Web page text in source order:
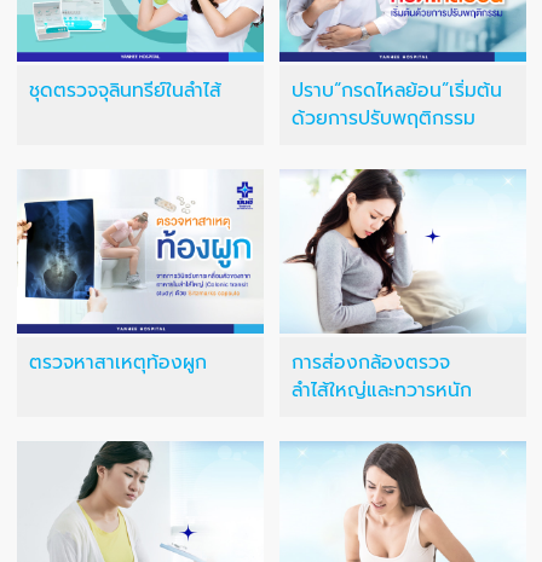
ชุดตรวจจุลินทรีย์ในลำไส้
ปราบ“กรดไหลย้อน”เริ่มต้น
ด้วยการปรับพฤติกรรม
ตรวจหาสาเหตุท้องผูก
การส่องกล้องตรวจ
ลำไส้ใหญ่และทวารหนัก